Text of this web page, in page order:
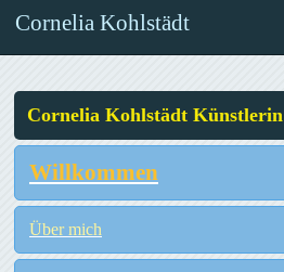
Cornelia Kohlstädt
Cornelia Kohlstädt Künstlerin
Willkommen
Über mich